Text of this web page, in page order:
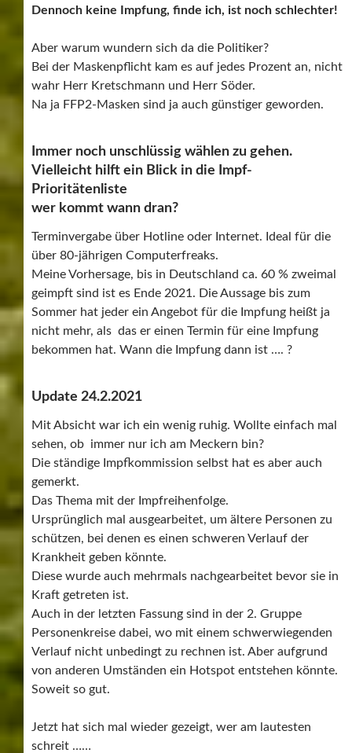
Dennoch keine Impfung, finde ich, ist noch schlechter!
Aber warum wundern sich da die Politiker?
Bei der Maskenpflicht kam es auf jedes Prozent an, nicht
wahr Herr Kretschmann und Herr Söder.
Na ja FFP2-Masken sind ja auch günstiger geworden.
Immer noch unschlüssig wählen zu gehen.
Vielleicht hilft ein Blick in die Impf-
Prioritätenliste
wer kommt wann dran?
Terminvergabe über Hotline oder Internet. Ideal für die
über 80-jährigen Computerfreaks.
Meine Vorhersage, bis in Deutschland ca. 60 % zweimal
geimpft sind ist es Ende 2021. Die Aussage bis zum
Sommer hat jeder ein Angebot für die Impfung heißt ja
nicht mehr, als das er einen Termin für eine Impfung
bekommen hat. Wann die Impfung dann ist …. ?
Update 24.2.2021
Mit Absicht war ich ein wenig ruhig. Wollte einfach mal
sehen, ob immer nur ich am Meckern bin?
Die ständige Impfkommission selbst hat es aber auch
gemerkt.
Das Thema mit der Impfreihenfolge.
Ursprünglich mal ausgearbeitet, um ältere Personen zu
schützen, bei denen es einen schweren Verlauf der
Krankheit geben könnte.
Diese wurde auch mehrmals nachgearbeitet bevor sie in
Kraft getreten ist.
Auch in der letzten Fassung sind in der 2. Gruppe
Personenkreise dabei, wo mit einem schwerwiegenden
Verlauf nicht unbedingt zu rechnen ist. Aber aufgrund
von anderen Umständen ein Hotspot entstehen könnte.
Soweit so gut.
Jetzt hat sich mal wieder gezeigt, wer am lautesten
schreit ……